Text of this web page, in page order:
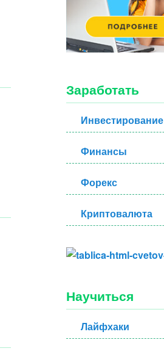
Заработать
Инвестирование
Финансы
Форекс
Криптовалюта
Научиться
Лайфхаки